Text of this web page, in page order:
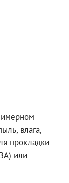
влага,
прокладки
или